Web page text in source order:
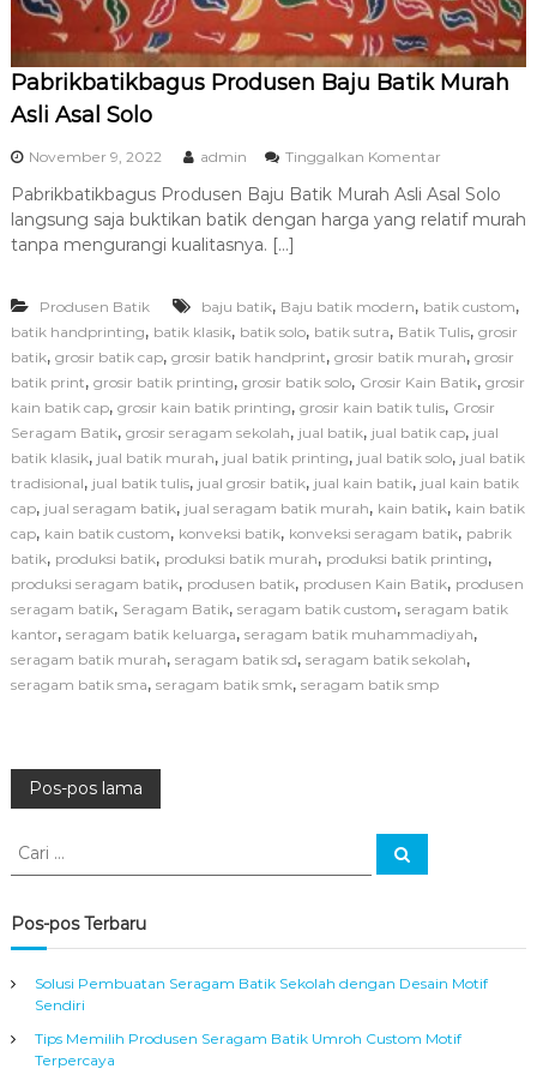
Pabrikbatikbagus Produsen Baju Batik Murah
Asli Asal Solo
November 9, 2022 admin Tinggalkan Komentarp
d
a
r
i
a
t
i
k
b
a
u
s
P
r
o
d
M
h
Pabrikbatikbagus Produsen Baju Batik Murah Asli Asal Solo
langsung saja buktikan batik dengan harga yang relatif murah
tanpa mengurangi kualitasnya. […]
Produsen Batik baju batik, Baju batik modern, batik custom,
batik handprinting, batik klasik, batik solo, batik sutra, Batik Tulis, grosir
batik, grosir batik cap, grosir batik handprint, grosir batik murah, grosir
batik print, grosir batik printing, grosir batik solo, Grosir Kain Batik, grosir
kain batik cap, grosir kain batik printing, grosir kain batik tulis, Grosir
Seragam Batik, grosir seragam sekolah, jual batik, jual batik cap, jual
batik klasik, jual batik murah, jual batik printing, jual batik solo, jual batik
tradisional, jual batik tulis, jual grosir batik, jual kain batik, jual kain batik
cap, jual seragam batik, jual seragam batik murah, kain batik, kain batik
cap, kain batik custom, konveksi batik, konveksi seragam batik, pabrik
batik, produksi batik, produksi batik murah, produksi batik printing,
produksi seragam batik, produsen batik, produsen Kain Batik, produsen
seragam batik, Seragam Batik, seragam batik custom, seragam batik
kantor, seragam batik keluarga, seragam batik muhammadiyah,
seragam batik murah, seragam batik sd, seragam batik sekolah,
seragam batik sma, seragam batik smk, seragam batik smp
N
a
i
Pos-pos lama
C
:
C
a
Pos-pos Terbaru
Solusi Pembuatan Seragam Batik Sekolah dengan Desain Motif
Sendiri
Tips Memilih Produsen Seragam Batik Umroh Custom Motif
Terpercaya